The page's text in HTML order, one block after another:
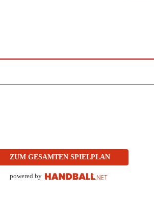
ZUM GESAMTEN SPIELPLAN
powered by